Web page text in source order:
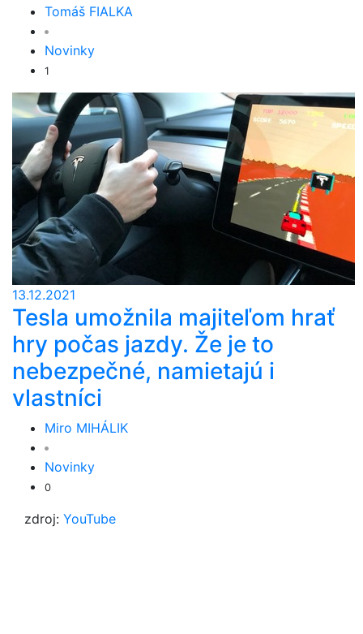
Tomáš FIALKA
Novinky
1
13.12.2021
Tesla umožnila majiteľom hrať
hry počas jazdy. Že je to
nebezpečné, namietajú i
vlastníci
Miro MIHÁLIK
Novinky
0
zdroj: YouTube